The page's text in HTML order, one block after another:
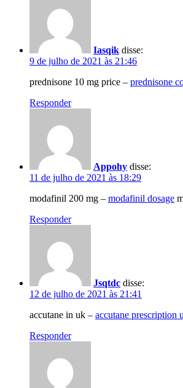
Iasqik disse:
9 de julho de 2021 às 21:46
prednisone 10 mg price – prednisone
Responder
Appohy disse:
11 de julho de 2021 às 18:29
modafinil 200 mg – modafinil dosage
Responder
Jsqtdc disse:
12 de julho de 2021 às 21:41
accutane in uk – accutane prescription
Responder